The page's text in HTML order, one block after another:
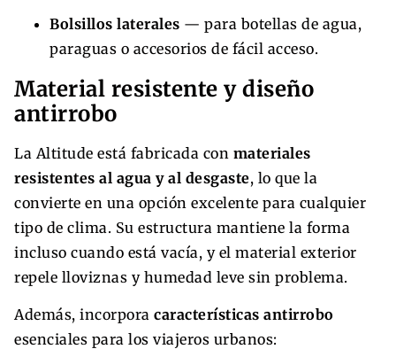
Bolsillos laterales — para botellas de agua,
paraguas o accesorios de fácil acceso.
Material resistente y diseño
antirrobo
La Altitude está fabricada con materiales
resistentes al agua y al desgaste, lo que la
convierte en una opción excelente para cualquier
tipo de clima. Su estructura mantiene la forma
incluso cuando está vacía, y el material exterior
repele lloviznas y humedad leve sin problema.
Además, incorpora características antirrobo
esenciales para los viajeros urbanos: